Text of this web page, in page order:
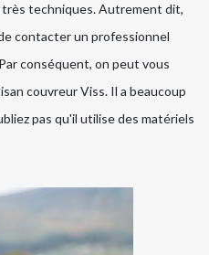
techniques. Autrement dit,
contacter un professionnel
conséquent, on peut vous
couvreur Viss. Il a beaucoup
pas qu'il utilise des matériels